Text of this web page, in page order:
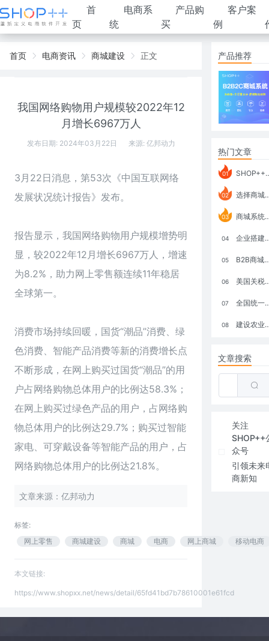
首
页
电商系
统
产品购
买
客户案
例
首页 电商资讯 商城建设 正文
我国网络购物用户规模较2022年12
月增长6967万人
发布日期: 2024年03月22日 来源: 亿邦动力
3月22日消息，第53次《中国互联网络
发展状况统计报告》发布。
报告显示，我国网络购物用户规模增势明
显，较2022年12月增长6967万人，增速
为8.2%，助力网上零售额连续11年稳居
全球第一。
消费市场持续回暖，国货“潮品”消费、绿
色消费、智能产品消费等新的消费增长点
不断形成，在网上购买过国货“潮品”的用
户占网络购物总体用户的比例达58.3%；
在网上购买过绿色产品的用户，占网络购
物总体用户的比例达29.7%；购买过智能
家电、可穿戴设备等智能产品的用户，占
网络购物总体用户的比例达21.8%。
文章来源：亿邦动力
标签:
网上零售
商城建设 商城 电商 网上商城 移动电商
本文链接:
https://www.shopxx.net/news/detail/65fd41bd7b78610001e61fcd
产品推荐
热门文章
01 SHOP++ B2B2C V9.1 全新发布 新亮点
02 选择商城系统要考虑哪些问题？
03 商城系统如何打通跨境电商模式？
04 企业搭建积分商城系统要注意什么？
05 B2B商城系统搭建：开发语言、功能、优势分析
06 美国关税政策冲击全球电商格局：五大类平台受重创，转型与自救成关键
07 全国统一大市场：电商如何掘金新蓝海？
08 建设农业强国，网上商城来助力！
文章搜索
关注
SHOP++
众号
引领未来
商新知